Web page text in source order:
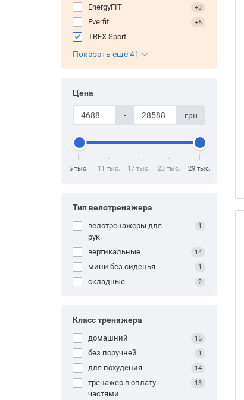
EnergyFIT +3
Everfit +6
TREX Sport
Показать еще 41
Цена
- грн
5 тыс. 11 тыс. 17 тыс. 23 тыс. 29 тыс.
Тип велотренажера
велотренажеры для
рук
1
вертикальные 14
мини без сиденья 1
складные 2
Класс тренажера
домашний 15
без поручней 1
для похудения 14
тренажер в оплату
частями
13